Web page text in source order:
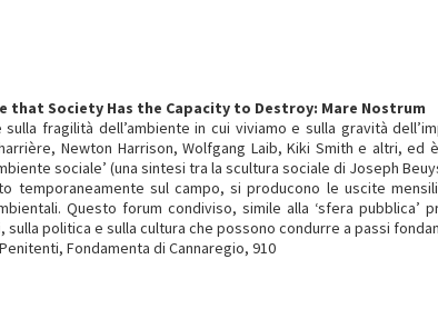
that Society Has the Capacity to Destroy: Mare Nostrum
fragilità dell’ambiente in cui viviamo e sulla gravità
Newton Harrison, Wolfgang Laib, Kiki Smith e altri,
sociale’ (una sintesi tra la scultura sociale di Joseph
temporaneamente sul campo, si producono le uscite
Questo forum condiviso, simile alla ‘sfera pubblica’
politica e sulla cultura che possono condurre a passi
Fondamenta di Cannaregio, 910